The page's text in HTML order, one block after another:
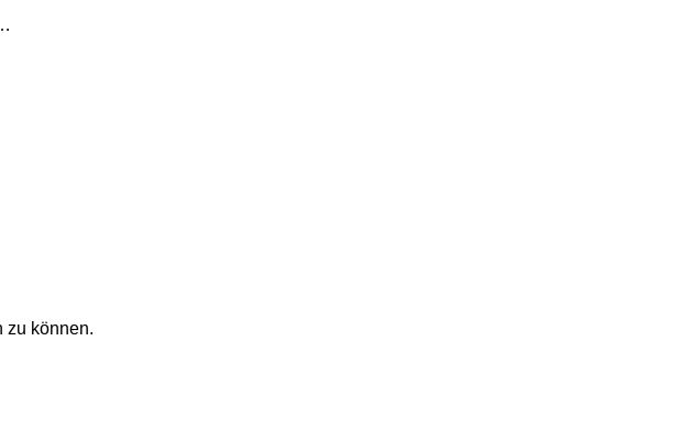
zu können.